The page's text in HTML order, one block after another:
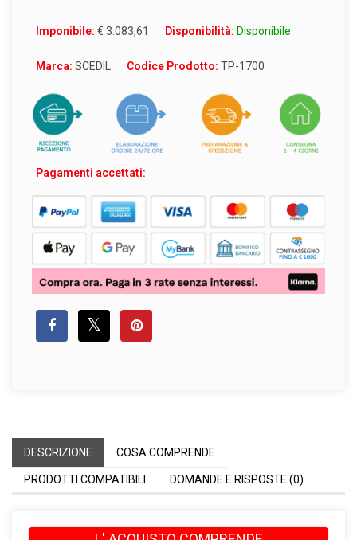
Imponibile: € 3.083,61 Disponibilità: Disponibile
Marca: SCEDIL Codice Prodotto: TP-1700
Pagamenti accettati:
DESCRIZIONE COSA COMPRENDE
PRODOTTI COMPATIBILI DOMANDE E RISPOSTE (0)